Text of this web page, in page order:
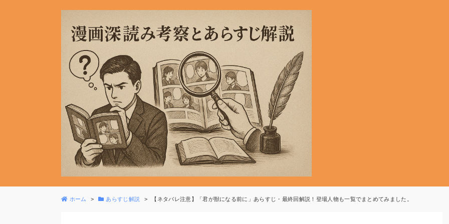
ホーム あらすじ解説 【ネタバレ注意】「君が獣になる前に」あらすじ・最終回解説！登場人物も一覧でまとめてみました。